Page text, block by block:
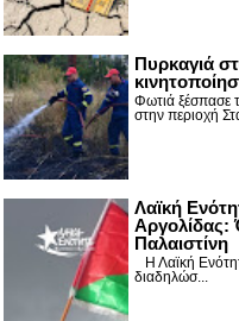
Πυρκαγιά
Φωτιά ξέσπασε
στην περιοχή
Λαϊκή
Αργολίδας:
Παλαιστίνη
Η Λαϊκή
διαδηλώσ...